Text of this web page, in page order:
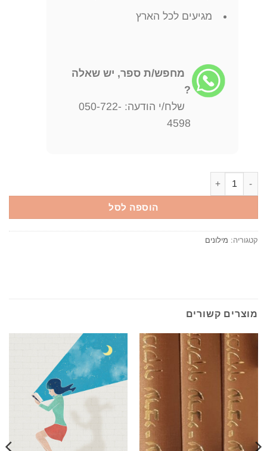
מגיעים לכל הארץ
מחפש/ת ספר, יש שאלה
?
שלח/י הודעה: 050-722-
4598
הוספה לסל
קטגוריה: מילונים
מוצרים קשורים